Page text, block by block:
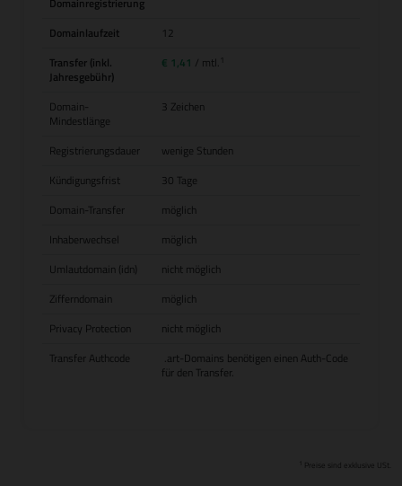
Domainlaufzeit
12
Transfer (inkl.
Jahresgebühr)
€ 1,41 / mtl.
Domain-
Mindestlänge
3 Zeichen
Registrierungsdauer
wenige Stunden
Kündigungsfrist
30 Tage
Domain-Transfer
möglich
Inhaberwechsel
möglich
Umlautdomain (idn)
nicht möglich
Zifferndomain
möglich
Privacy Protection
nicht möglich
Transfer Authcode
.art-Domains benötigen einen Auth-Code
für den Transfer.
Preise sind exklusive USt.